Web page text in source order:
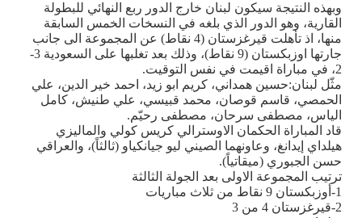
وبهذه النتيجة سيكون لبنان خارج الدور ربع النهائي للبطولة
القارية، وهو الدور الذي بلغه في النسخات الخمس السابقة
منها، اذ تأهلت قيرغزستان (4 نقاط) عن المجموعة الى جانب
جارتها اوزبكستان (9 نقاط)، وذلك بعد تغلبها على السعودية 3-
2، في مباراة اقيمت في نفس التوقيت.
مثّل لبنان:حسين همداني، كريم ابو زيد، احمد خير الدين، علي
الحمصي، قاسم قوصان، محمد قبيسي، علي طنيش، كامل
الياس، مصطفى سرحان، مصطفى رحيّم.
قاد المباراة الحكمان الاوسترالي كريس كولي والماليزي
هيلداي إيدانغ، وعاونهما الصيني ليو جيانكياو (ثالثاً)، والعراقي
حسن الجبوري (ميقاتياً).
ترتيب المجموعة الاولى بعد الجولة الثالثة
1-أوزبكستان 9 نقاط من ثلاث مباريات
2-قيرغزستان 4 من 3